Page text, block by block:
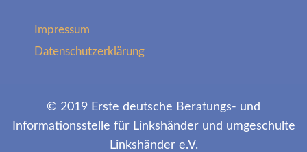
Impressum
Datenschutzerklärung
© 2019 Erste deutsche Beratungs- und
Informationsstelle für Linkshänder und umgeschulte
Linkshänder e.V.